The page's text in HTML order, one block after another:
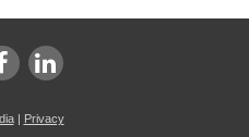
| Privacy